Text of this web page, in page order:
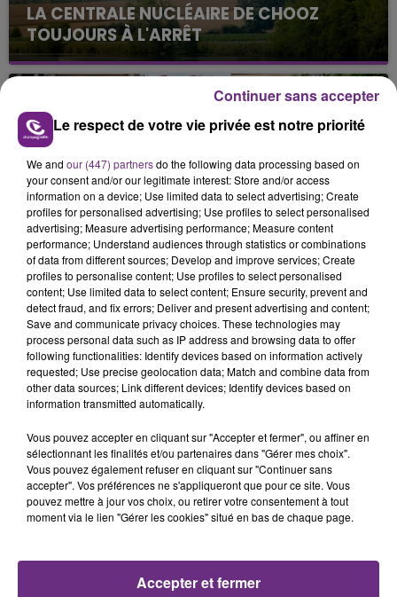
LA CENTRALE NUCLÉAIRE DE CHOOZ
TOUJOURS À L'ARRÊT
Cela fait déjà une semaine que la centrale
nucléaire ardennaise est à l'arrêt. Une situation
justifiée par la sécheresse intense qui est toujours
présente.
LE MAGASIN JOUÉCLUB DE REIMS FERME
SES PORTES
C'était l'une des institutions du centre-ville
rémois. Le magasin JouéClub est contraint de
fermer ses portes.
TITRES DIFFUSÉS
10h44
10h44 10h41
10h41
Soiree Mondaine
Le respect de votre vie privée est notre priorité
We and our (447) partnersdo the following data processing based on
your consent and/or our legitimate interest: Store and/or access
information on a device; Use limited data to select advertising; Create
profiles for personalised advertising; Use profiles to select personalised
advertising; Measure advertising performance; Measure content
performance; Understand audiences through statistics or combinations
of data from different sources; Develop and improve services; Create
profiles to personalise content; Use profiles to select personalised
content; Use limited data to select content; Ensure security, prevent and
detect fraud, and fix errors; Deliver and present advertising and content;
Save and communicate privacy choices. These technologies may
process personal data such as IP address and browsing data to offer
following functionalities: Identify devices based on information actively
requested; Use precise geolocation data; Match and combine data from
other data sources; Link different devices; Identify devices based on
information transmitted automatically.
Vous pouvez accepter en cliquant sur "Accepter et fermer", ou affiner en
sélectionnant les finalités et/ou partenaires dans "Gérer mes choix".
Vous pouvez également refuser en cliquant sur "Continuer sans
accepter". Vos préférences ne s'appliqueront que pour ce site. Vous
pouvez mettre à jour vos choix, ou retirer votre consentement à tout
moment via le lien "Gérer les cookies" situé en bas de chaque page.
Accepter et fermer
Continuer sans accepter